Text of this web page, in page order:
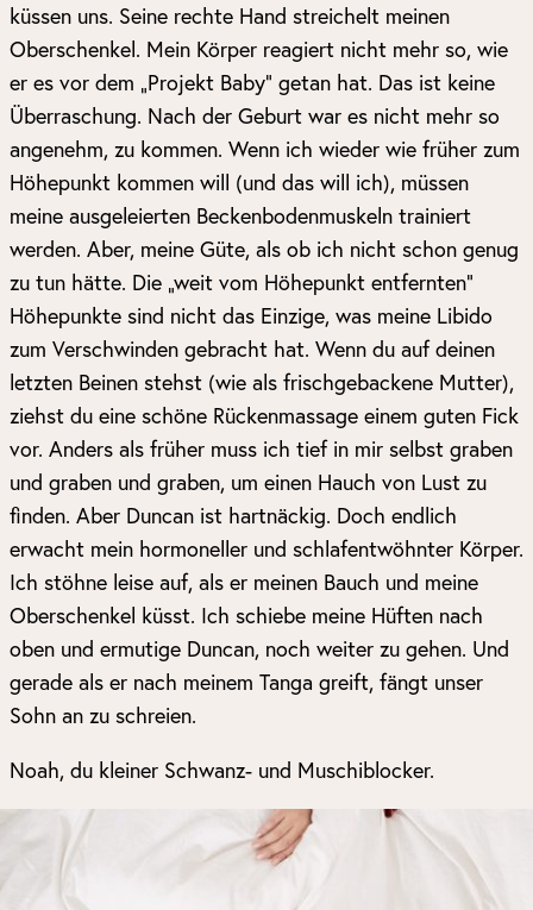
küssen uns. Seine rechte Hand streichelt meinen
Oberschenkel. Mein Körper reagiert nicht mehr so, wie
er es vor dem „Projekt Baby“ getan hat. Das ist keine
Überraschung. Nach der Geburt war es nicht mehr so
angenehm, zu kommen. Wenn ich wieder wie früher zum
Höhepunkt kommen will (und das will ich), müssen
meine ausgeleierten Beckenbodenmuskeln trainiert
werden. Aber, meine Güte, als ob ich nicht schon genug
zu tun hätte. Die „weit vom Höhepunkt entfernten“
Höhepunkte sind nicht das Einzige, was meine Libido
zum Verschwinden gebracht hat. Wenn du auf deinen
letzten Beinen stehst (wie als frischgebackene Mutter),
ziehst du eine schöne Rückenmassage einem guten Fick
vor. Anders als früher muss ich tief in mir selbst graben
und graben und graben, um einen Hauch von Lust zu
finden. Aber Duncan ist hartnäckig. Doch endlich
erwacht mein hormoneller und schlafentwöhnter Körper.
Ich stöhne leise auf, als er meinen Bauch und meine
Oberschenkel küsst. Ich schiebe meine Hüften nach
oben und ermutige Duncan, noch weiter zu gehen. Und
gerade als er nach meinem Tanga greift, fängt unser
Sohn an zu schreien.
Noah, du kleiner Schwanz- und Muschiblocker.